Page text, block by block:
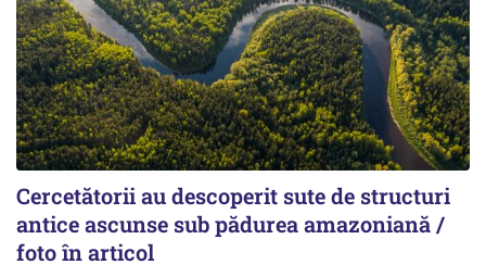
Cercetătorii au descoperit sute de structuri
antice ascunse sub pădurea amazoniană /
foto în articol